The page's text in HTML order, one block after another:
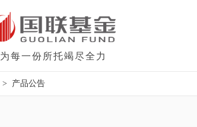
为每一份所托竭尽全力
> 产品公告